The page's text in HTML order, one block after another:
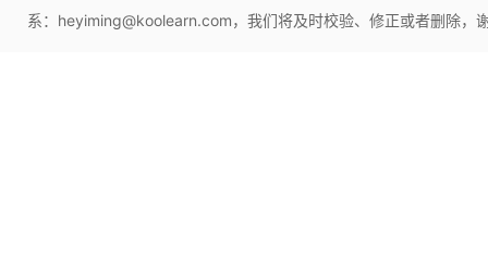
系：heyiming@koolearn.com，我们将及时校验、修正或者删除，